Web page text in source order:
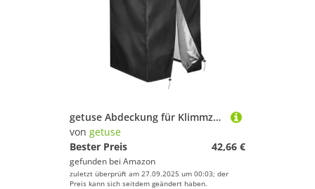
getuse Abdeckung für Klimmzugstange, 420D-Oxford-Stoff, Kordelzugverschluss, feuchtigkeitsbeständig, Staubschutz für Power-Cage, Fitnessgeräte, 107 x 101 x 163 cm
von getuse
Bester Preis
42,66 €
gefunden bei Amazon
zuletzt überprüft am 27.09.2025 um 00:03; der
Preis kann sich seitdem geändert haben.